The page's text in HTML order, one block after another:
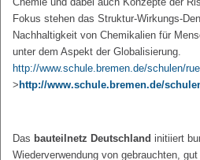
Fokus stehen das Struktur-Wirkungs-
Nachhaltigkeit von Chemikalien für
unter dem Aspekt der Globalisierung.
http://www.schule.bremen.de/schulen/
> http://www.schule.bremen.de/
Das bauteilnetz Deutschland initiiert
Wiederverwendung von gebrauchten,